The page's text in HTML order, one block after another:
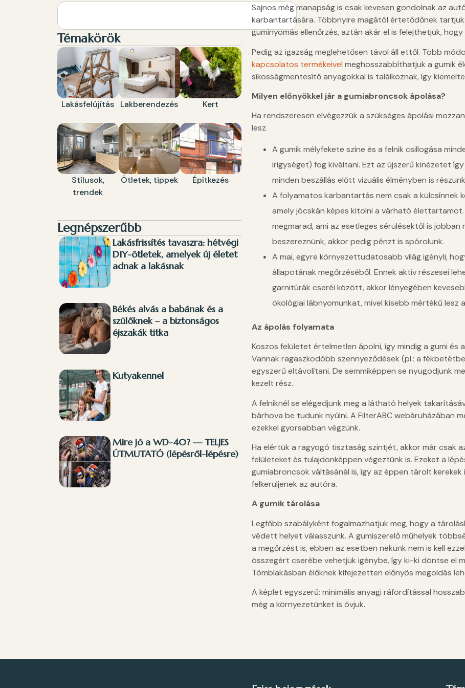
Témakörök
Lakásfelújítás Lakberendezés Kert
Stílusok,
trendek
Ötletek, tippek Építkezés
Legnépszerűbb
Lakásfrissítés tavaszra: hétvégi
DIY-ötletek, amelyek új életet
adnak a lakásnak
Békés alvás a babának és a
szülőknek – a biztonságos
éjszakák titka
Kutyakennel
Mire jó a WD-40? — TELJES
ÚTMUTATÓ (lépésről-lépésre)
Sajnos még manapság is csak kevesen gondolnak az
karbantartására. Többnyire magától értetődőnek
guminyomás ellenőrzés, aztán akár el is felejthetjük, hogy
Pedig az igazság meglehetősen távol áll ettől. Több
kapcsolatos termékeivel meghosszabbíthatjuk a gumik
síkosságmentesítő anyagokkal is találkoznak, így
Milyen előnyökkel jár a gumiabroncsok ápolása?
Ha rendszeresen elvégezzük a szükséges ápolási
lesz.
A gumik mélyfekete színe és a felnik csillogása
irigységet) fog kiváltani. Ezt az újszerű kinézetet
minden beszállás előtt vizuális élményben is
A folyamatos karbantartás nem csak a külcsínnek
amely jócskán képes kitolni a várható
megmarad, ami az esetleges sérülésektől is jobban
beszereznünk, akkor pedig pénzt is spórolunk.
A mai, egyre környezettudatosabb világ igényli,
állapotának megőrzéséből. Ennek aktív részesei
garnitúrák cseréi között, akkor lényegében
ökológiai lábnyomunkat, mivel kisebb mértékű lesz
Az ápolás folyamata
Koszos felületet értelmetlen ápolni, így mindig a gumi és
Vannak ragaszkodóbb szennyeződések (pl.: a
egyszerű eltávolítani. De semmiképpen se nyugodjunk
kezelt rész.
A felniknél se elégedjünk meg a látható helyek
bárhova be tudunk nyúlni. A FilterABC webáruházában
ezekkel gyorsabban végzünk.
Ha elértük a ragyogó tisztaság szintjét, akkor már csak
felületeket és tulajdonképpen végeztünk is. Ezeket a
gumiabroncsok váltásánál is, így az éppen tárolt kerekek
felkerüljenek az autóra.
A gumik tárolása
Legfőbb szabályként fogalmazhatjuk meg, hogy a
védett helyet válasszunk. A gumiszerelő műhelyek
a megőrzést is, ebben az esetben nekünk nem is kell
összegért cserébe vehetjük igénybe, így ki-ki döntse el
Tömblakásban élőknek kifejezetten előnyös megoldás
A képlet egyszerű: minimális anyagi ráfordítással
még a környezetünket is óvjuk.